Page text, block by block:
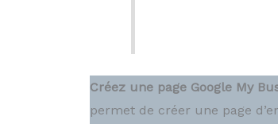
Créez une page Google My
permet de créer une page